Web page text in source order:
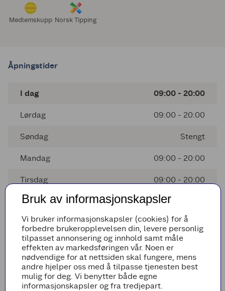
Medlemskupp Norsk Tipping
Åpningstider
I dag 09:00 - 20:00
Lørdag 09:00 - 20:00
Søndag Stengt
Mandag 09:00 - 20:00
Tirsdag 09:00 - 20:00
Onsdag 09:00 - 20:00
Torsdag 09:00 - 20:00
Fredag 09:00 - 20:00
Avvikende åpningstider
Bruk av informasjonskapsler
Vi bruker informasjonskapsler (cookies) for å
forbedre brukeropplevelsen din, levere personlig
tilpasset annonsering og innhold samt måle
effekten av markedsføringen vår. Noen er
nødvendige for at nettsiden skal fungere, mens
andre hjelper oss med å tilpasse tjenesten best
mulig for deg. Vi benytter både egne
informasjonskapsler og fra tredjepart.